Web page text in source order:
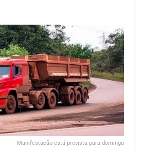
Manifestação está prevista para domingo